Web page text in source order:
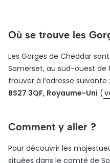
Où se trouve les
Les Gorges de Cheddar
Somerset, au sud-ouest de
trouver à l’adresse suivante :
BS27 3QF, Royaume-Uni (
Comment y aller ?
Pour découvrir les
situées dans le comté de